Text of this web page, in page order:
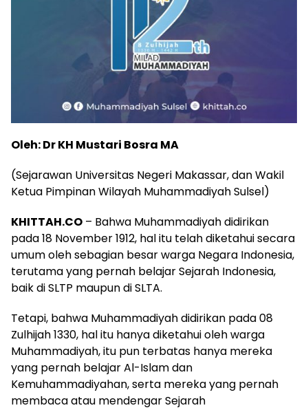
Oleh: Dr KH Mustari Bosra MA
(Sejarawan Universitas Negeri Makassar, dan Wakil
Ketua Pimpinan Wilayah Muhammadiyah Sulsel)
KHITTAH.CO – Bahwa Muhammadiyah didirikan
pada 18 November 1912, hal itu telah diketahui secara
umum oleh sebagian besar warga Negara Indonesia,
terutama yang pernah belajar Sejarah Indonesia,
baik di SLTP maupun di SLTA.
Tetapi, bahwa Muhammadiyah didirikan pada 08
Zulhijah 1330, hal itu hanya diketahui oleh warga
Muhammadiyah, itu pun terbatas hanya mereka
yang pernah belajar Al-Islam dan
Kemuhammadiyahan, serta mereka yang pernah
membaca atau mendengar Sejarah